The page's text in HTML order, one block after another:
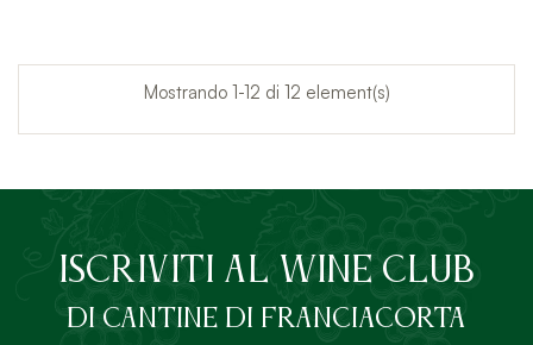
Mostrando 1-12 di 12 element(s)
ISCRIVITI AL Wine Club
DI Cantine di Franciacorta